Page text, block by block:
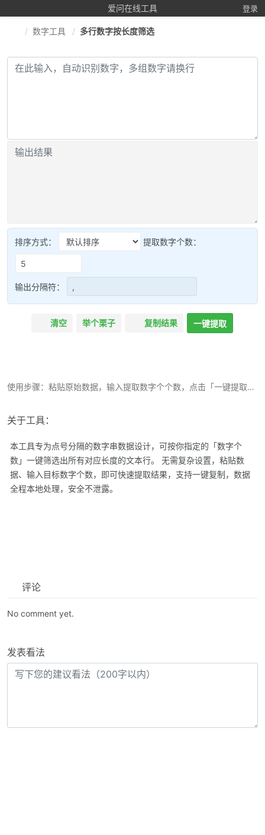
爱问在线工具 登录
数字工具 多行数字按长度筛选
排序方式： 提取数字个数：
输出分隔符：
清空 举个栗子 复制结果 一键提取
使用步骤：粘贴原始数据，输入提取数字个个数，点击「一键提取」，点击「复制结果」。
关于工具：
本工具专为点号分隔的数字串数据设计，可按你指定的「数字个
数」一键筛选出所有对应长度的文本行。 无需复杂设置，粘贴数
据、输入目标数字个数，即可快速提取结果，支持一键复制，数据
全程本地处理，安全不泄露。
评论
No comment yet.
发表看法